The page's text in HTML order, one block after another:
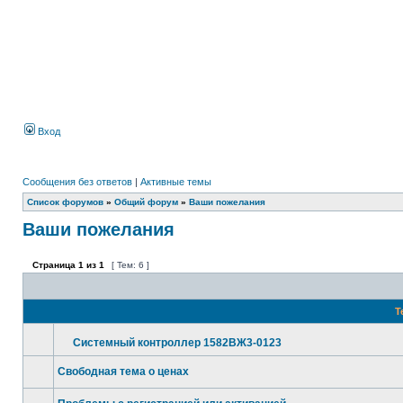
Вход
Сообщения без ответов | Активные темы
Список форумов » Общий форум » Ваши пожелания
Ваши пожелания
Страница 1 из 1 [ Тем: 6 ]
Системный контроллер 1582ВЖ3-0123
Свободная тема о ценах